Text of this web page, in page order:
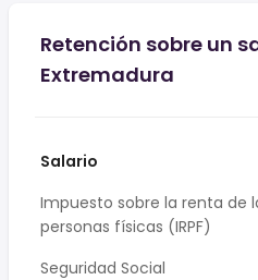
Retención sobre un
Extremadura
Salario
Impuesto sobre la renta de
personas físicas (IRPF)
Seguridad Social